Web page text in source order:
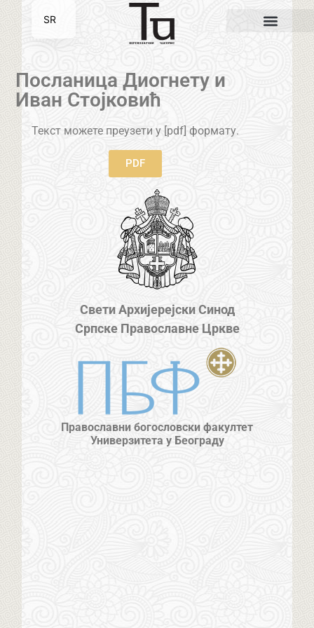
Посланица Диогнету и
Иван Стојковић
Текст можете преузети у [pdf] формату.
PDF
Свети Архијерејски Синод
Српске Православне Цркве
Православни богословски факултет
Универзитета у Београду
SR
EN